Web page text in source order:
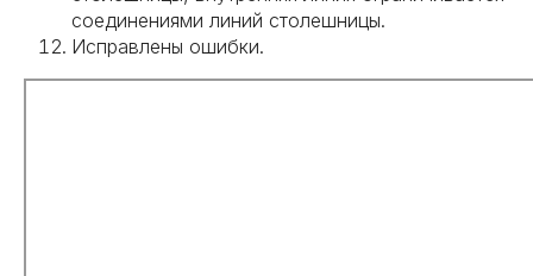
соединениями линий столешницы.
Исправлены ошибки.